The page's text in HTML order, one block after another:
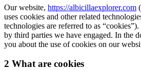
Our website, https://albicillaexplorer.com
uses cookies and other related
technologies are referred to as
by third parties we have engaged. In the
you about the use of cookies on our
2 What are cookies